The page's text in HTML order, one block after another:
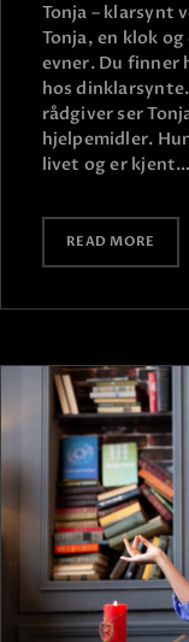
Tonja – klarsynt
Tonja, en klok
evner. Du finner
hos
rådgiver ser
hjelpemidler.
livet og er kjent…
READ MORE